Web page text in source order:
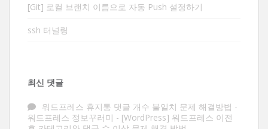
[Git] 로컬 브랜치 이름으로 자동 Push 설정하기
ssh 터널링
최신 댓글
워드프레스 휴지통 댓글 개수 불일치 문제 해결방법 -
워드프레스 정보꾸러미 - [WordPress] 워드프레스 이전